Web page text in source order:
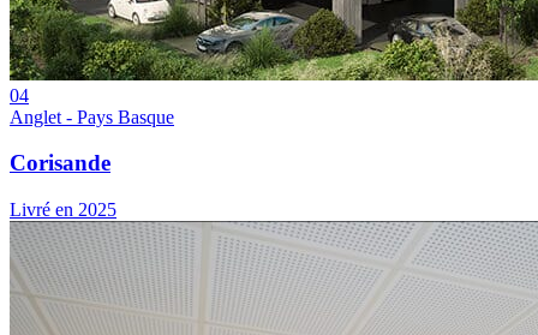
04
Anglet - Pays Basque
Corisande
Livré en 2025